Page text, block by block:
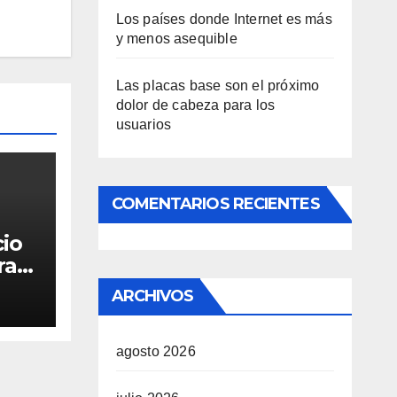
Los países donde Internet es más
y menos asequible
Las placas base son el próximo
dolor de cabeza para los
usuarios
COMENTARIOS RECIENTES
ARCHIVOS
agosto 2026